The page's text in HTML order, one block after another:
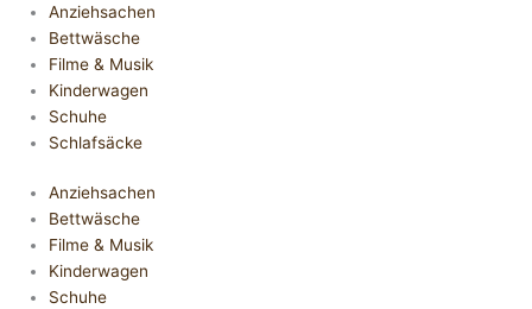
Anziehsachen
Bettwäsche
Filme & Musik
Kinderwagen
Schuhe
Schlafsäcke
Anziehsachen
Bettwäsche
Filme & Musik
Kinderwagen
Schuhe